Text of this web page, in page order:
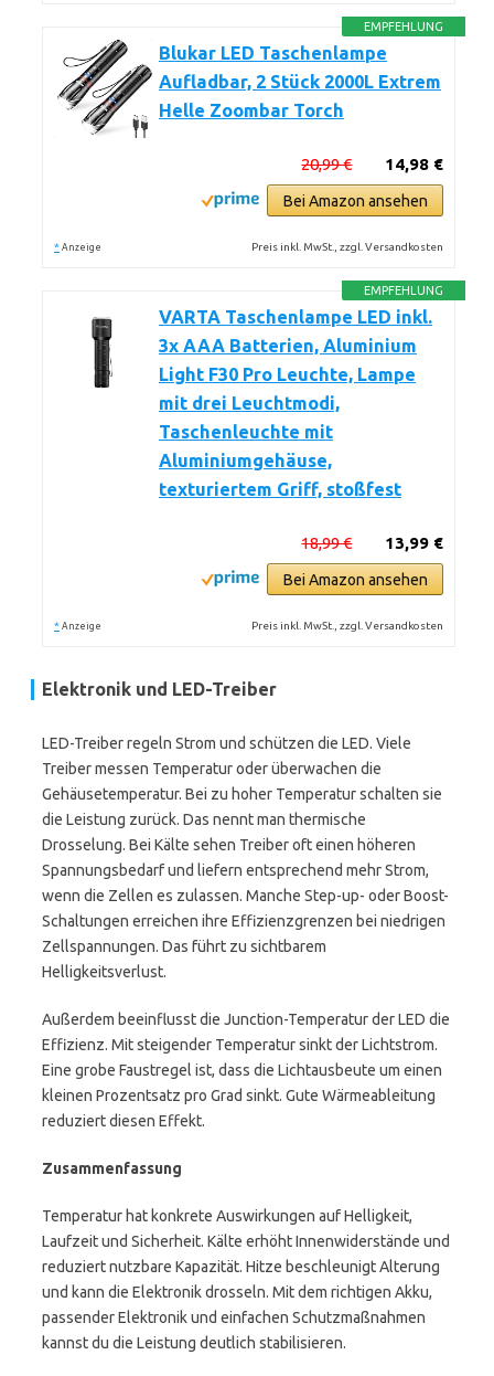
EMPFEHLUNG
Blukar LED Taschenlampe
Aufladbar, 2 Stück 2000L Extrem
Helle Zoombar Torch
14,98 €
20,99 €
Bei Amazon ansehen
* Anzeige Preis inkl. MwSt., zzgl. Versandkosten
EMPFEHLUNG
VARTA Taschenlampe LED inkl.
3x AAA Batterien, Aluminium
Light F30 Pro Leuchte, Lampe
mit drei Leuchtmodi,
Taschenleuchte mit
Aluminiumgehäuse,
texturiertem Griff, stoßfest
13,99 €
18,99 €
Bei Amazon ansehen
* Anzeige Preis inkl. MwSt., zzgl. Versandkosten
Elektronik und LED-Treiber
LED-Treiber regeln Strom und schützen die LED. Viele
Treiber messen Temperatur oder überwachen die
Gehäusetemperatur. Bei zu hoher Temperatur schalten sie
die Leistung zurück. Das nennt man thermische
Drosselung. Bei Kälte sehen Treiber oft einen höheren
Spannungsbedarf und liefern entsprechend mehr Strom,
wenn die Zellen es zulassen. Manche Step-up- oder Boost-
Schaltungen erreichen ihre Effizienzgrenzen bei niedrigen
Zellspannungen. Das führt zu sichtbarem
Helligkeitsverlust.
Außerdem beeinflusst die Junction-Temperatur der LED die
Effizienz. Mit steigender Temperatur sinkt der Lichtstrom.
Eine grobe Faustregel ist, dass die Lichtausbeute um einen
kleinen Prozentsatz pro Grad sinkt. Gute Wärmeableitung
reduziert diesen Effekt.
Zusammenfassung
Temperatur hat konkrete Auswirkungen auf Helligkeit,
Laufzeit und Sicherheit. Kälte erhöht Innenwiderstände und
reduziert nutzbare Kapazität. Hitze beschleunigt Alterung
und kann die Elektronik drosseln. Mit dem richtigen Akku,
passender Elektronik und einfachen Schutzmaßnahmen
kannst du die Leistung deutlich stabilisieren.